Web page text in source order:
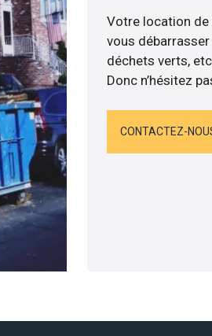
Votre location de
vous
déchets verts,
Donc n’hésitez
CONTACTEZ-